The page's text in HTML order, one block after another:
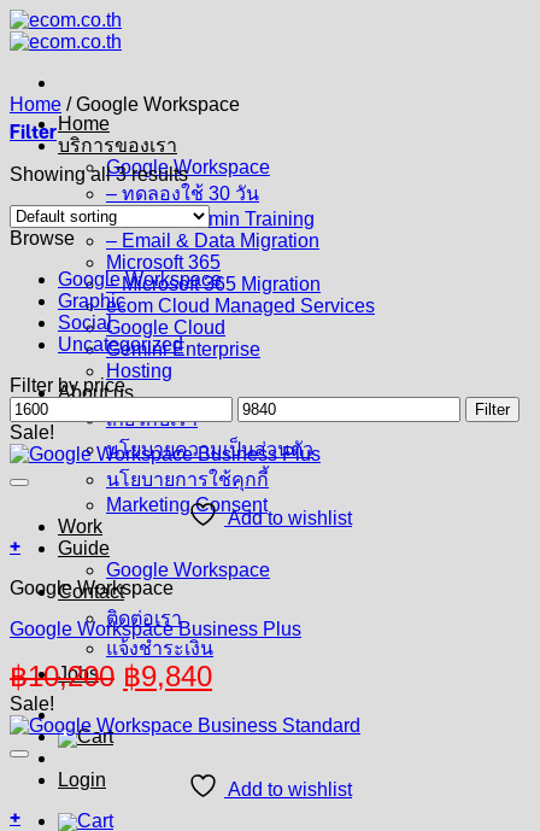
Skip
to
Home
บริการของเรา
Google Workspace
– ทดลองใช้ 30 วัน
– User & Admin Training
– Email & Data Migration
Microsoft 365
– Microsoft 365 Migration
ecom Cloud Managed Services
Google Cloud
Gemini Enterprise
Hosting
About us
เกี่ยวกับเรา
นโยบายความเป็นส่วนตัว
นโยบายการใช้คุกกี้
Marketing Consent
Work
Guide
Google Workspace
Contact
ติดต่อเรา
แจ้งชำระเงิน
Jobs
Login
Home /Google Workspace
Filter
Showing all 3 results
Browse
Google Workspace
Graphic
Social
Uncategorized
Filter by price
Min
price
Max
price
Filter
Sale!
Add to wishlist
+
Google Workspace
Google Workspace Business Plus
฿10,200 Original
was:
฿10,200.
฿9,840Current
is:
฿9,840.
Sale!
Add to wishlist
+